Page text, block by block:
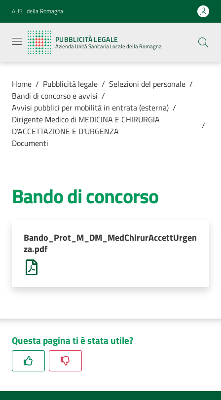
Vai al contenuto
Vai alla navigazione
Vai al footer
AUSL della Romagna
PUBBLICITÀ LEGALE
Azienda Unità Sanitaria Locale della Romagna
legale
Azienda
Unità
Locale della
Azienda
Luoghi di
cura
AUSL
Comunica
Home / Pubblicità legale / Selezioni del personale /
Bandi di concorso e avvisi /
Avvisi pubblici per mobilità in entrata (esterna) /
Dirigente Medico di MEDICINA E CHIRURGIA
D'ACCETTAZIONE E D'URGENZA
/
Documenti
Bando di concorso
Bando_Prot_M_DM_MedChirurAccettUrgen
za.pdf
Questa pagina ti è stata utile?